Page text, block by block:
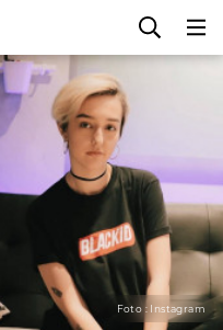
Foto : Instagram